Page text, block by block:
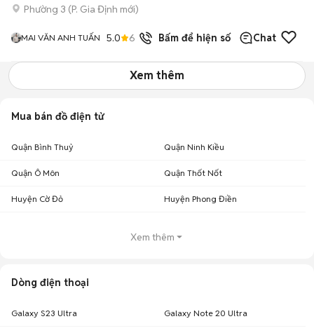
Phường 3 (P. Gia Định mới)
MAI VĂN ANH TUẤN 5.0 6 đã bánBấm để hiện số Chat
Xem thêm
Mua bán đồ điện tử
Quận Bình Thuỷ Quận Ninh Kiều
Quận Ô Môn Quận Thốt Nốt
Huyện Cờ Đỏ Huyện Phong Điền
Xem thêm
Dòng điện thoại
Galaxy S23 Ultra Galaxy Note 20 Ultra